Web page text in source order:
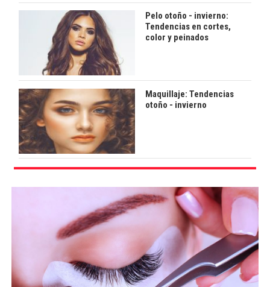
Pelo otoño - invierno:
Tendencias en cortes,
color y peinados
Maquillaje: Tendencias
otoño - invierno